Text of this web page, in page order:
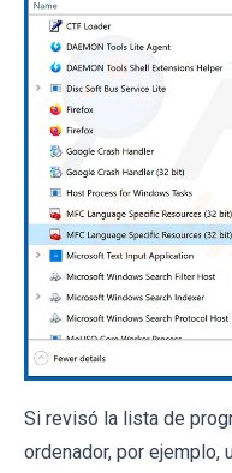
Si revisó la lista de
ordenador, por ejemplo,